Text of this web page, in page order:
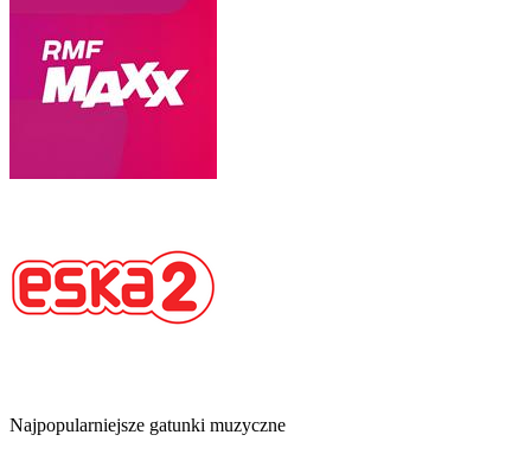
Najpopularniejsze gatunki muzyczne